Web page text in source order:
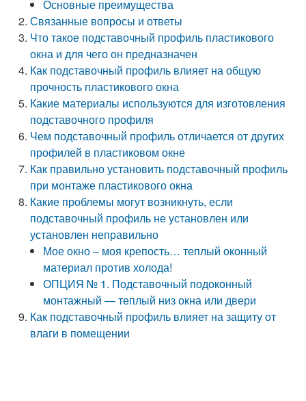
Основные преимущества
Связанные вопросы и ответы
Что такое подставочный профиль пластикового
окна и для чего он предназначен
Как подставочный профиль влияет на общую
прочность пластикового окна
Какие материалы используются для изготовления
подставочного профиля
Чем подставочный профиль отличается от других
профилей в пластиковом окне
Как правильно установить подставочный профиль
при монтаже пластикового окна
Какие проблемы могут возникнуть, если
подставочный профиль не установлен или
установлен неправильно
Мое окно – моя крепость… теплый оконный
материал против холода!
ОПЦИЯ № 1. Подставочный подоконный
монтажный — теплый низ окна или двери
Как подставочный профиль влияет на защиту от
влаги в помещении